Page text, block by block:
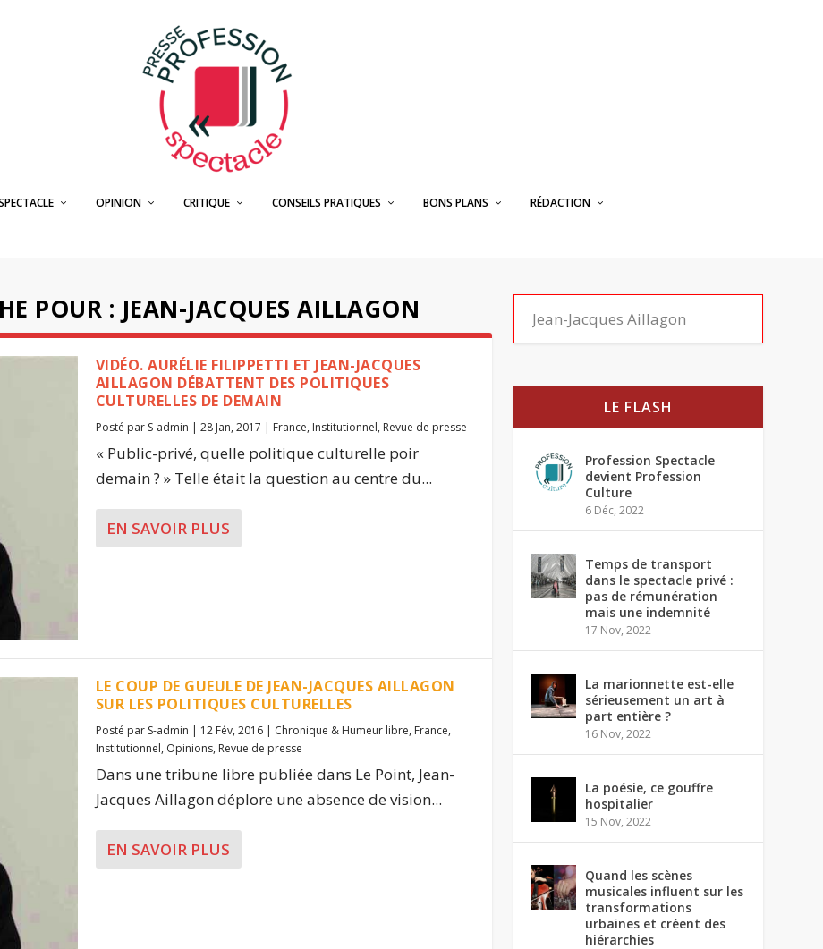
OPINION CRITIQUE CONSEILS PRATIQUES BONS PLANS RÉDACTION
POUR : JEAN-JACQUES AILLAGON
VIDÉO. AURÉLIE FILIPPETTI ET JEAN-JACQUES
AILLAGON DÉBATTENT DES POLITIQUES
CULTURELLES DE DEMAIN
Posté par S-admin | 28 Jan, 2017 | France, Institutionnel, Revue de presse
« Public-privé, quelle politique culturelle poir
demain ? » Telle était la question au centre du...
EN SAVOIR PLUS
LE COUP DE GUEULE DE JEAN-JACQUES AILLAGON
SUR LES POLITIQUES CULTURELLES
Posté par S-admin | 12 Fév, 2016| Chronique & Humeur libre, France,
Institutionnel, Opinions, Revue de presse
Dans une tribune libre publiée dans Le Point, Jean-
Jacques Aillagon déplore une absence de vision...
EN SAVOIR PLUS
LE FLASH
Profession Spectacle
devient Profession
Culture
6 Déc, 2022
Temps de transport
dans le spectacle privé :
pas de rémunération
mais une indemnité
17 Nov, 2022
La marionnette est-elle
sérieusement un art à
part entière ?
16 Nov, 2022
La poésie, ce gouffre
hospitalier
15 Nov, 2022
Quand les scènes
musicales influent sur les
transformations
urbaines et créent des
hiérarchies